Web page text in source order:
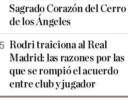
Sagrado Corazón del Cerro
de los Ángeles
Rodri traiciona al Real
Madrid: las razones por las
que se rompió el acuerdo
entre club y jugador